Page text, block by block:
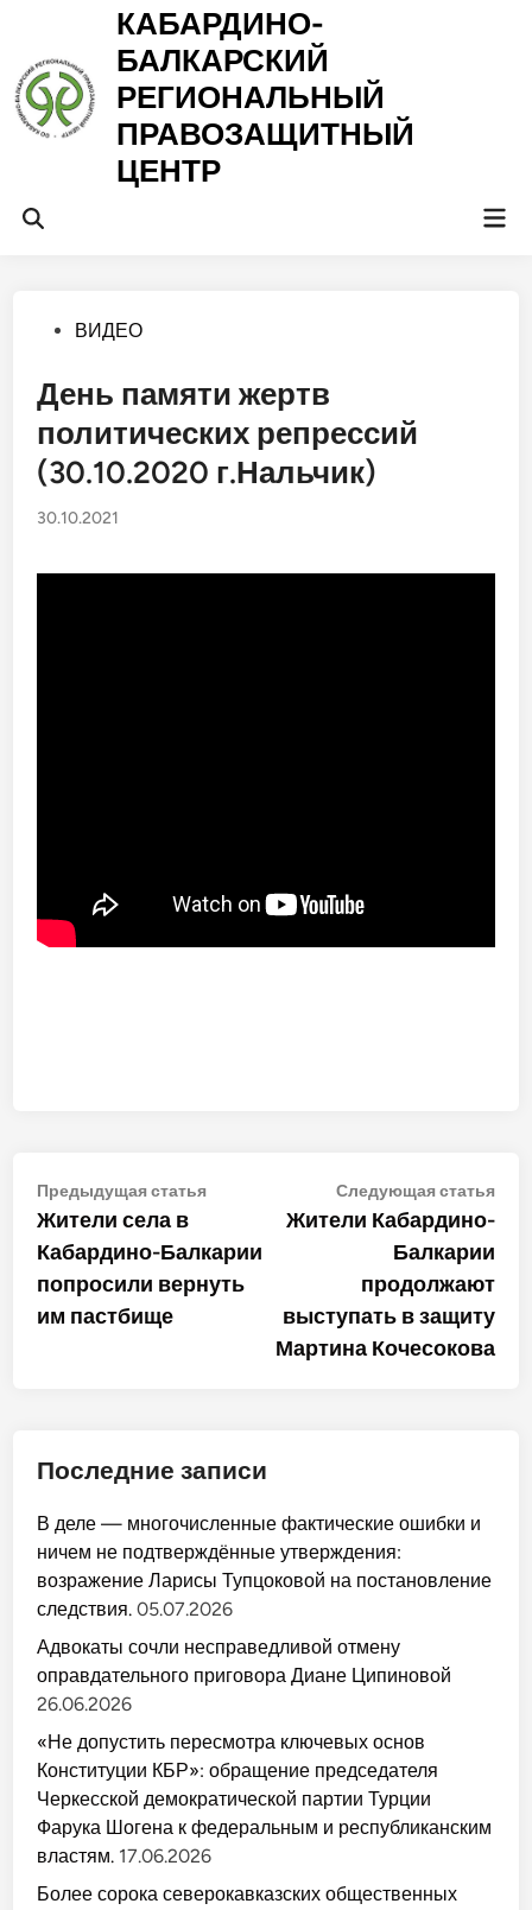
содержимому
КАБАРДИНО-
БАЛКАРСКИЙ
РЕГИОНАЛЬНЫЙ
ПРАВОЗАЩИТНЫЙ
ЦЕНТР
Открыть
Опубликовано
ВИДЕО
День памяти жертв
политических репрессий
(30.10.2020 г.Нальчик)
30.10.2021
Навигация
по
записям
Предыдущая статьяПредыдущая
Жители села в
Кабардино-Балкарии
попросили вернуть
им пастбище
Следующая статья
Жители Кабардино-
Балкарии
продолжают
выступать в защиту
Мартина Кочесокова
Последние записи
В деле — многочисленные фактические ошибки и
ничем не подтверждённые утверждения:
возражение Ларисы Тупцоковой на постановление
следствия. 05.07.2026
Адвокаты сочли несправедливой отмену
оправдательного приговора Диане Ципиновой
26.06.2026
«Не допустить пересмотра ключевых основ
Конституции КБР»: обращение председателя
Черкесской демократической партии Турции
Фарука Шогена к федеральным и республиканским
властям. 17.06.2026
Более сорока северокавказских общественных